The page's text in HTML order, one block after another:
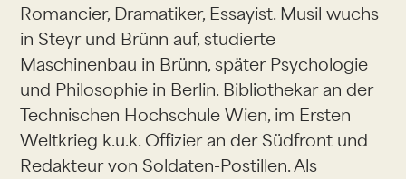
Romancier, Dramatiker, Essayist. Musil wuchs
in Steyr und Brünn auf, studierte
Maschinenbau in Brünn, später Psychologie
und Philosophie in Berlin. Bibliothekar an der
Technischen Hochschule Wien, im Ersten
Weltkrieg k.u.k. Offizier an der Südfront und
Redakteur von Soldaten-Postillen. Als